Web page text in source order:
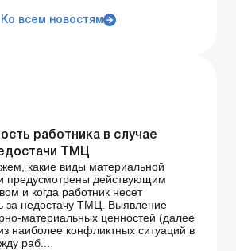
Ко всем новостям
работника в случае
ТМЦ
какие виды материальной
предусмотрены действующим
и когда работник несет
за недостачу ТМЦ. Выявление
материальных ценностей (далее
наиболее конфликтных ситуаций в
раб...